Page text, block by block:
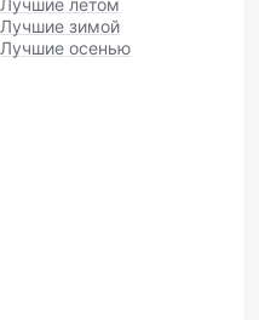
Лучшие летом
Лучшие зимой
Лучшие осенью